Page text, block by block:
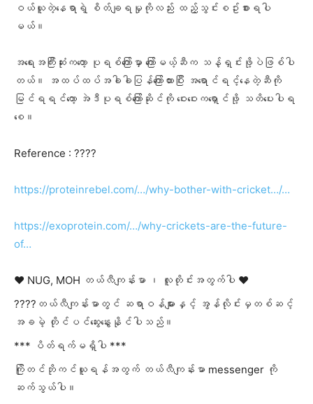
ဝယ်ယူတဲ့နေရာရဲ့ စိတ်ချရမှုကိုလည်း ထည့်သွင်းစဥ်းစားရပါ
မယ်။
အရေးအကြီးဆုံးကတော့ ပုရစ်ကြော်မှာ ကြော်မယ့်ဆီက သန့်ရှင်းဖို့ပဲဖြစ်ပါ
တယ်။ အထပ်ထပ်အခါခါပြန်ကြော်ထားပြီး အရောင်ရင့်နေတဲ့ဆီကို
မြင်ရရင်တော့ အဲဒီပုရစ်ကြော်ဆိုင်ကို ဝေးဝေးကရှောင်ဖို့ သတိပေးပါရ
စေ။
Reference : ????
https://proteinrebel.com/…/why-bother-with-cricket…/…
https://exoprotein.com/…/why-crickets-are-the-future-
of…
❤️ NUG, MOH တယ်လီကျန်းမာ ၊ လူတိုင်းအတွက်ပါ ❤️
????တယ်လီကျန်းမာတွင် ဆရာဝန်များနှင့် အွန်လိုင်းမှတစ်ဆင့်
အခမဲ့ တိုင်ပင်ဆွေးနွေးနိုင်ပါသည်။
*** ပိတ်ရက်မရှိပါ ***
ကြိုတင်ဘိုကင်ယူရန်အတွက် တယ်လီကျန်းမာ messenger ကို
ဆက်သွယ်ပါ။